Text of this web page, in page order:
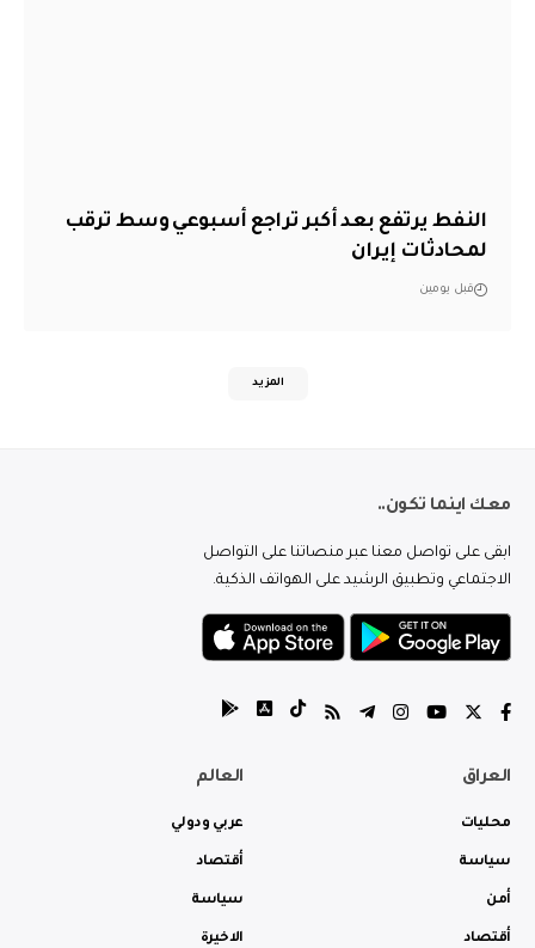
النفط يرتفع بعد أكبر تراجع أسبوعي وسط ترقب
لمحادثات إيران
قبل يومين
المزيد
معك اينما تكون..
ابقى على تواصل معنا عبر منصاتنا على التواصل
الاجتماعي وتطبيق الرشيد على الهواتف الذكية.
العراق
محليات
سياسة
أمن
أقتصاد
العالم
عربي ودولي
أقتصاد
سياسة
الاخيرة